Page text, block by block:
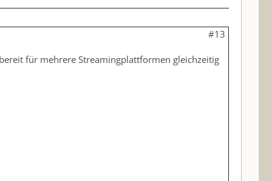
#13
für mehrere Streamingplattformen gleichzeitig